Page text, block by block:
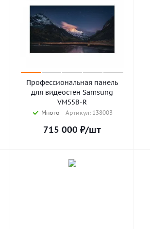
Профессиональная панель
для видеостен Samsung
VM55B-R
Много Артикул: 138003
715 000 ₽/шт